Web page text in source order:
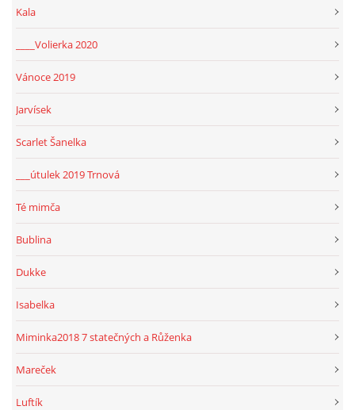
Kala
____Volierka 2020
Vánoce 2019
Jarvísek
Scarlet Šanelka
___útulek 2019 Trnová
Té mimča
Bublina
Dukke
Isabelka
Miminka2018 7 statečných a Růženka
Mareček
Luftík